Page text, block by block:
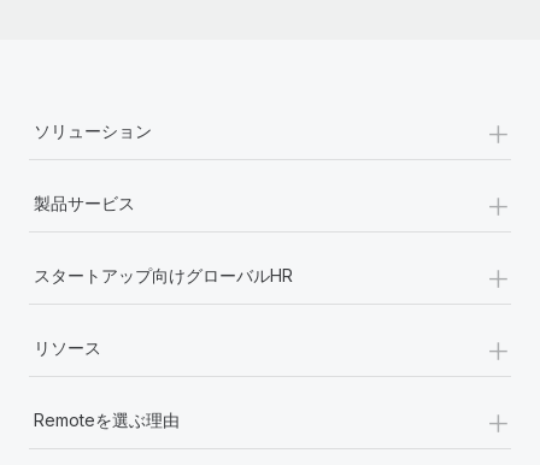
給与, 賃金は詐欺の特に魅力的な標的です。多額の資金がシステ
を保護することは極めて重要です。...
ソリューション +
製品サービス +
スタートアップ向けグローバルHR +
リソース +
Remoteを選ぶ理由 +